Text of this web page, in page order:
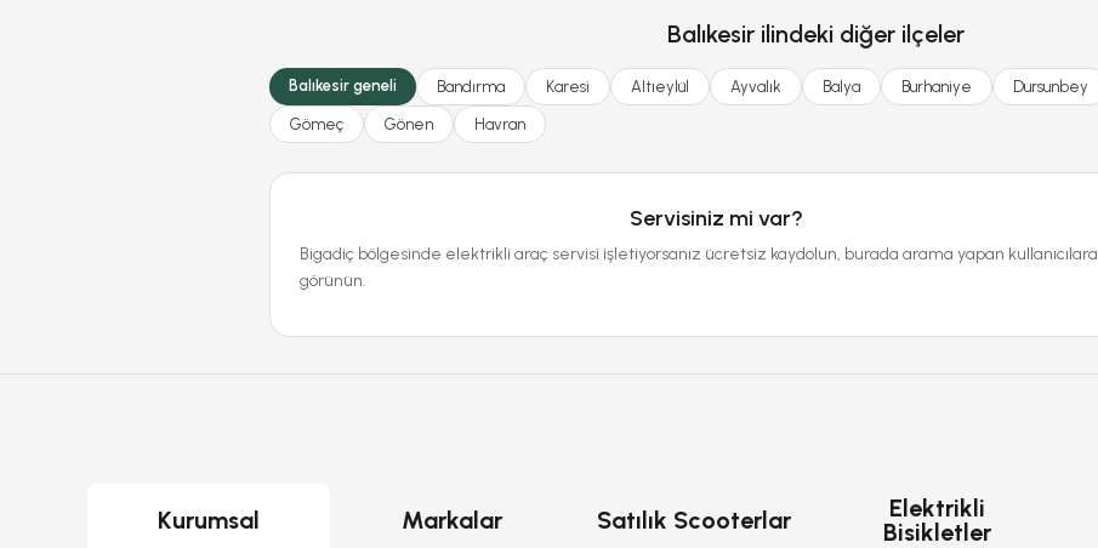
Balıkesir ilindeki diğer ilçeler
Balıkesir geneli Bandırma Karesi Altıeylül Ayvalık Balya Burhaniye Dursunbey
Gömeç Gönen Havran
Servisiniz mi var?
Bigadiç bölgesinde elektrikli araç servisi işletiyorsanız ücretsiz kaydolun, burada arama yapan kullanıcılara
görünün.
Kurumsal Markalar Satılık Scooterlar
Elektrikli
Bisikletler